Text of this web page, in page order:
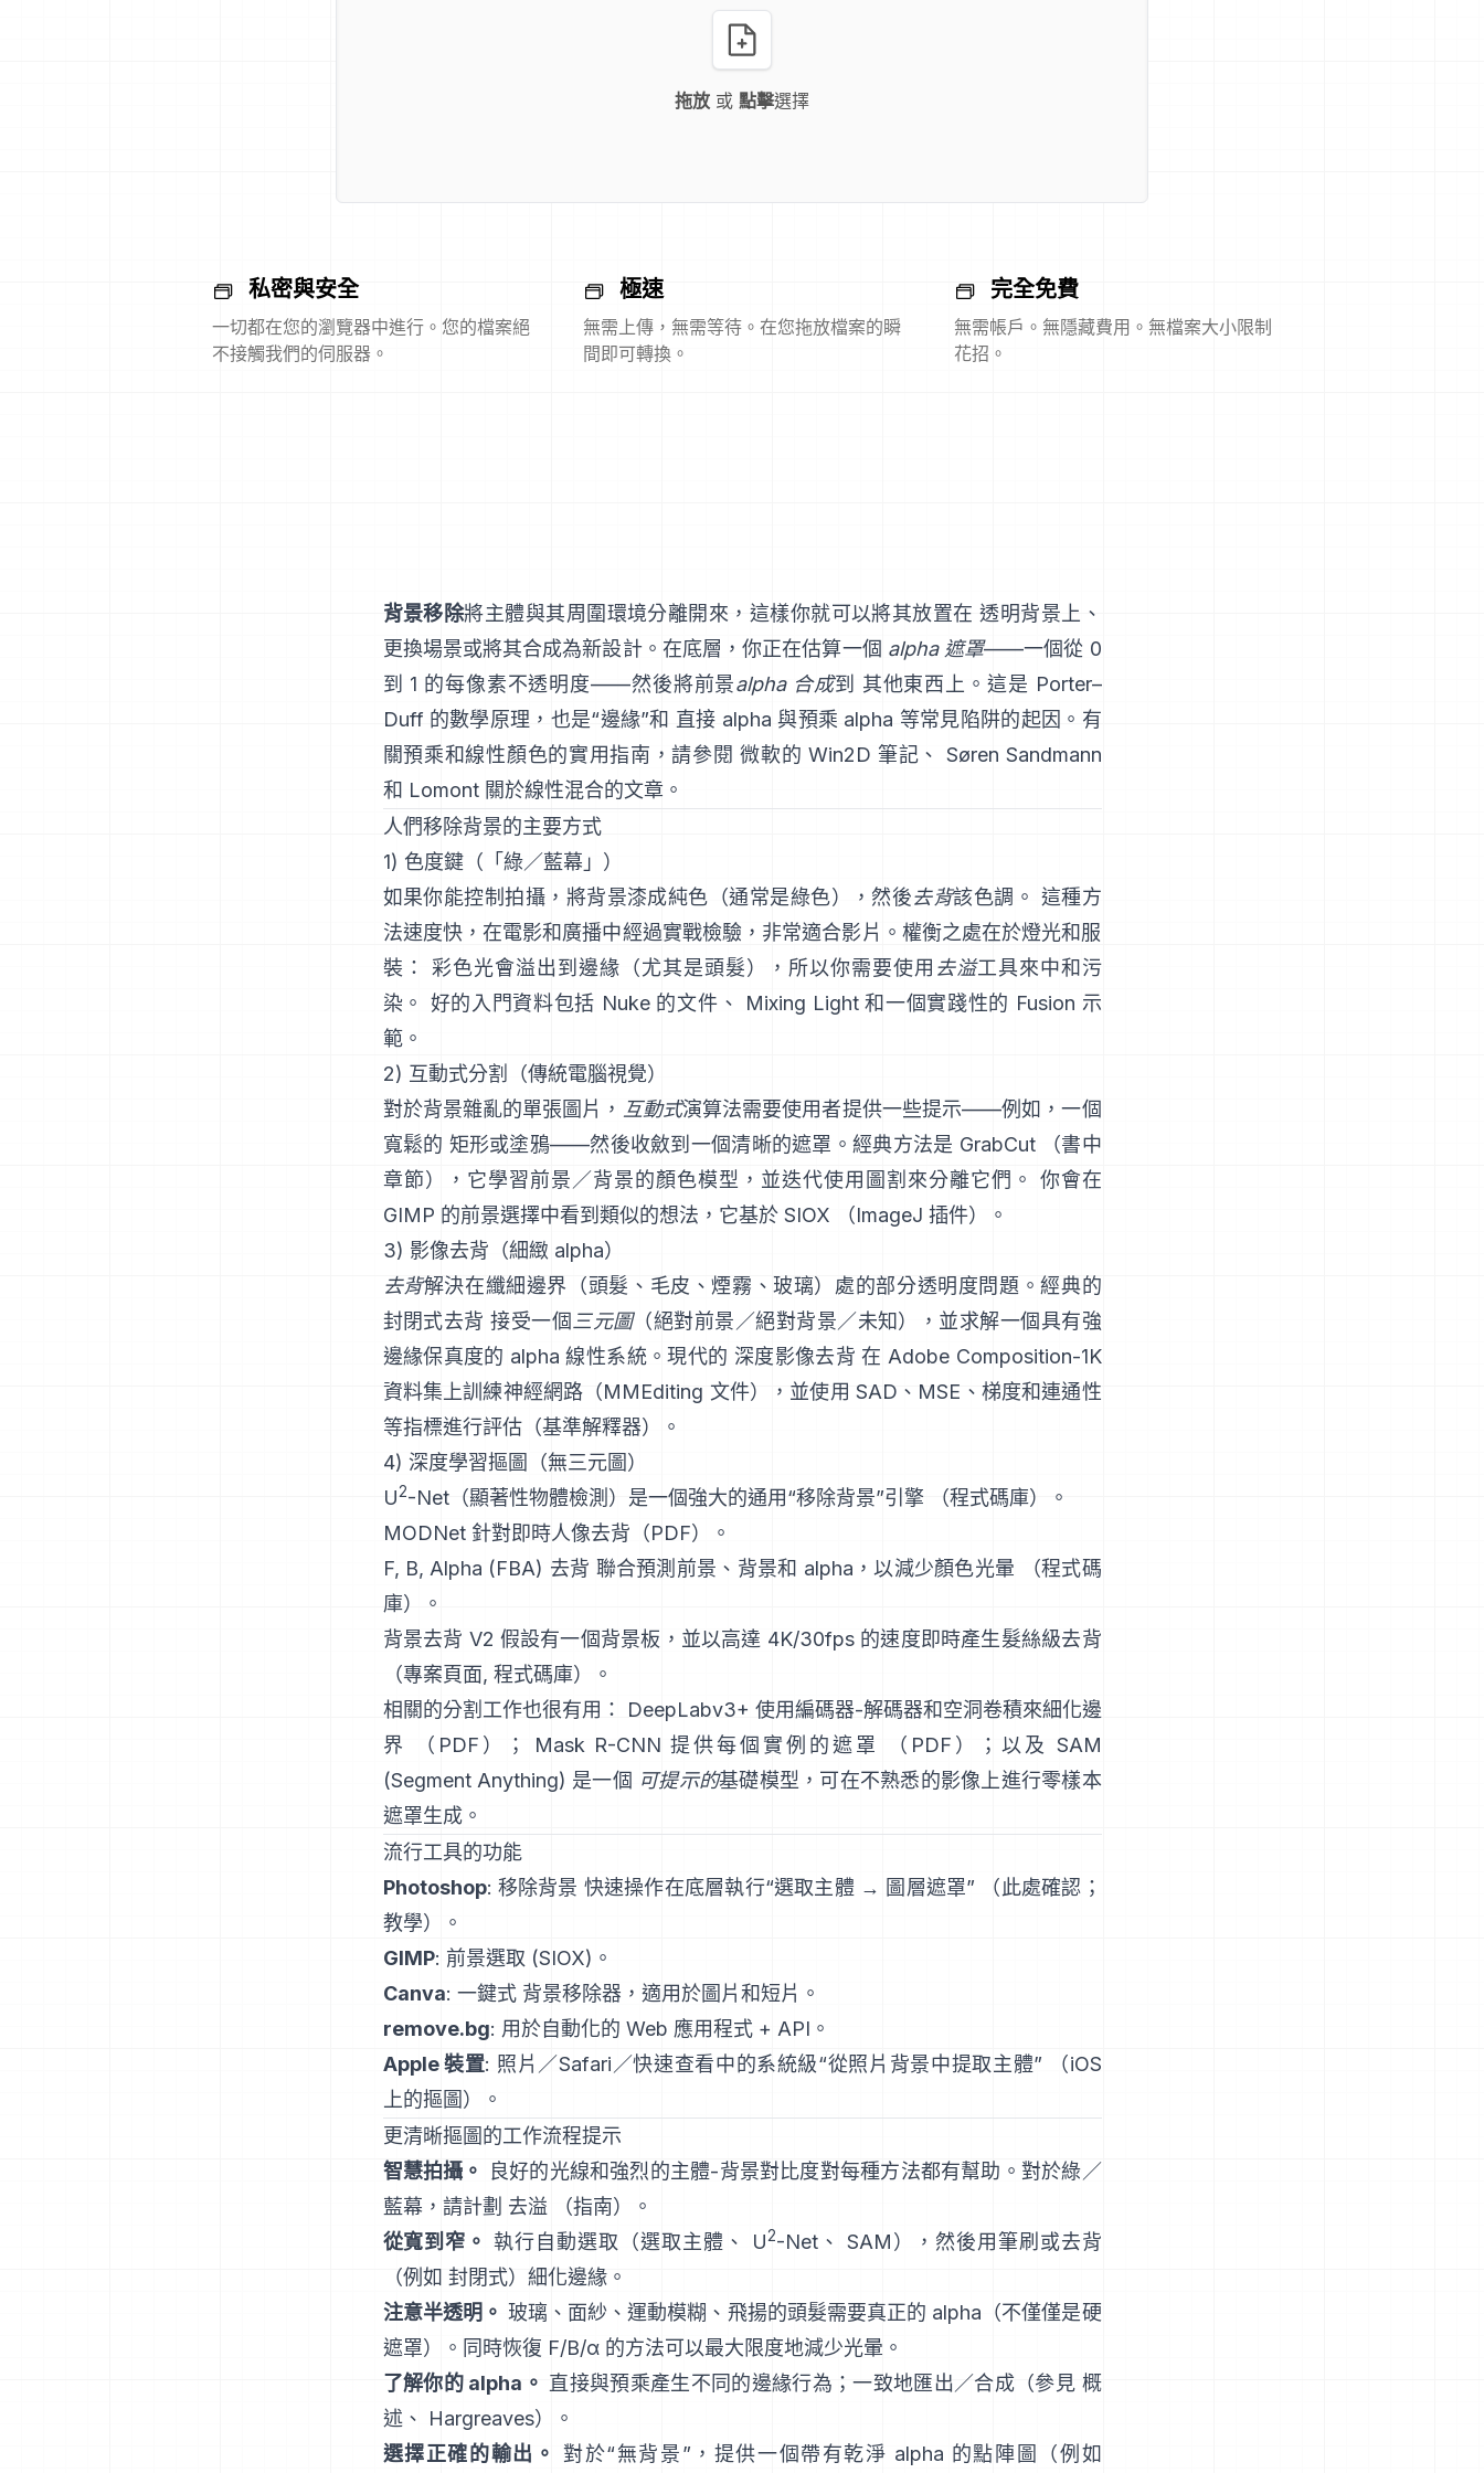
拖放 或 點擊選擇
私密與安全
一切都在您的瀏覽器中進行。您的檔案絕
不接觸我們的伺服器。
極速
無需上傳，無需等待。在您拖放檔案的瞬
間即可轉換。
完全免費
無需帳戶。無隱藏費用。無檔案大小限制
花招。
背景移除將主體與其周圍環境分離開來，這樣你就可以將其放置在 透明背景上、
更換場景或將其合成為新設計。在底層，你正在估算一個 alpha 遮罩——一個從 0
到 1 的每像素不透明度——然後將前景alpha 合成到 其他東西上。這是 Porter–
Duff的數學原理，也是“邊緣”和 直接 alpha 與預乘 alpha 等常見陷阱的起因。有
關預乘和線性顏色的實用指南，請參閱 微軟的 Win2D 筆記 、
Søren Sandmann
和 Lomont 關於線性混合的文章 。
人們移除背景的主要方式
1) 色度鍵（「綠／藍幕」）
如果你能控制拍攝，將背景漆成純色（通常是綠色），然後去背該色調。 這種方
法速度快，在電影和廣播中經過實戰檢驗，非常適合影片。權衡之處在於燈光和服
裝： 彩色光會溢出到邊緣（尤其是頭髮），所以你需要使用 去溢工具來中和污
染。 好的入門資料包括 Nuke 的文件 、 Mixing Light和一個實踐性的 Fusion 示
範。
2) 互動式分割（傳統電腦視覺）
對於背景雜亂的單張圖片， 互動式演算法需要使用者提供一些提示——例如，一個
寬鬆的 矩形或塗鴉——然後收斂到一個清晰的遮罩。經典方法是 GrabCut （書中
章節），它學習前景／背景的顏色模型，並迭代使用圖割來分離它們。 你會在
GIMP 的前景選擇中看到類似的想法，它基於 SIOX （ImageJ 插件）。
3) 影像去背（細緻 alpha）
去背解決在纖細邊界（頭髮、毛皮、煙霧、玻璃）處的部分透明度問題。經典的
封閉式去背 接受一個三元圖（絕對前景／絕對背景／未知），並求解一個具有強
邊緣保真度的 alpha 線性系統。現代的 深度影像去背 在 Adobe Composition-1K
資料集上訓練神經網路（MMEditing 文件），並使用 SAD、MSE、梯度和連通性
等指標進行評估（基準解釋器）。
4) 深度學習摳圖（無三元圖）
U2-Net（顯著性物體檢測）是一個強大的通用“移除背景”引擎 （程式碼庫）。
MODNet針對即時人像去背（PDF）。
F, B, Alpha (FBA) 去背 聯合預測前景、背景和 alpha，以減少顏色光暈 （程式碼
庫）。
背景去背 V2 假設有一個背景板，並以高達 4K/30fps 的速度即時產生髮絲級去背
（專案頁面, 程式碼庫）。
相關的分割工作也很有用：
DeepLabv3+ 使用編碼器-解碼器和空洞卷積來細化邊
界
（ PDF ）； Mask R-CNN 提供每個實例的遮罩 （ PDF ）；以及 SAM
(Segment Anything) 是一個 可提示的基礎模型，可在不熟悉的影像上進行零樣本
遮罩生成。
流行工具的功能
Photoshop: 移除背景 快速操作在底層執行“選取主體 → 圖層遮罩” （此處確認 ；
教學）。
GIMP: 前景選取 (SIOX)。
Canva: 一鍵式 背景移除器 ，適用於圖片和短片。
remove.bg: 用於自動化的 Web 應用程式 + API 。
Apple 裝置: 照片／Safari／快速查看中的系統級“從照片背景中提取主體” （iOS
上的摳圖）。
更清晰摳圖的工作流程提示
智慧拍攝。
良好的光線和強烈的主體-背景對比度對每種方法都有幫助。對於綠／
藍幕，請計劃 去溢 （指南）。
從寬到窄。 執行自動選取（選取主體、 U2-Net、 SAM），然後用筆刷或去背
（例如 封閉式）細化邊緣。
注意半透明。 玻璃、面紗、運動模糊、飛揚的頭髮需要真正的 alpha（不僅僅是硬
遮罩）。同時恢復 F/B/α的方法可以最大限度地減少光暈。
了解你的 alpha。 直接與預乘產生不同的邊緣行為；一致地匯出／合成（參見 概
述、 Hargreaves）。
選擇正確的輸出。
對於“無背景”，提供一個帶有乾淨 alpha 的點陣圖（例如